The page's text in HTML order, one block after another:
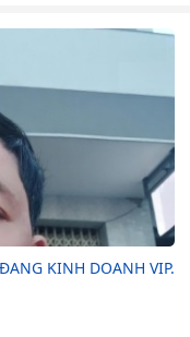
KINH DOANH VIP.